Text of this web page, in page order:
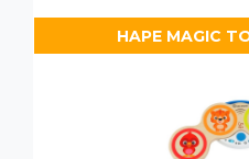
HAPE MAGIC